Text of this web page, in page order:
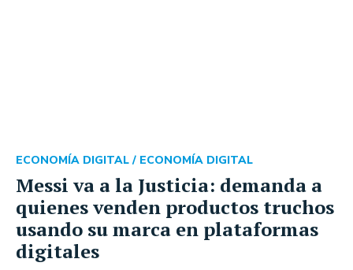
Messi va a la Justicia: demanda a
quienes venden productos truchos
usando su marca en plataformas
digitales
ECONOMÍA DIGITAL / ECONOMÍA DIGITAL